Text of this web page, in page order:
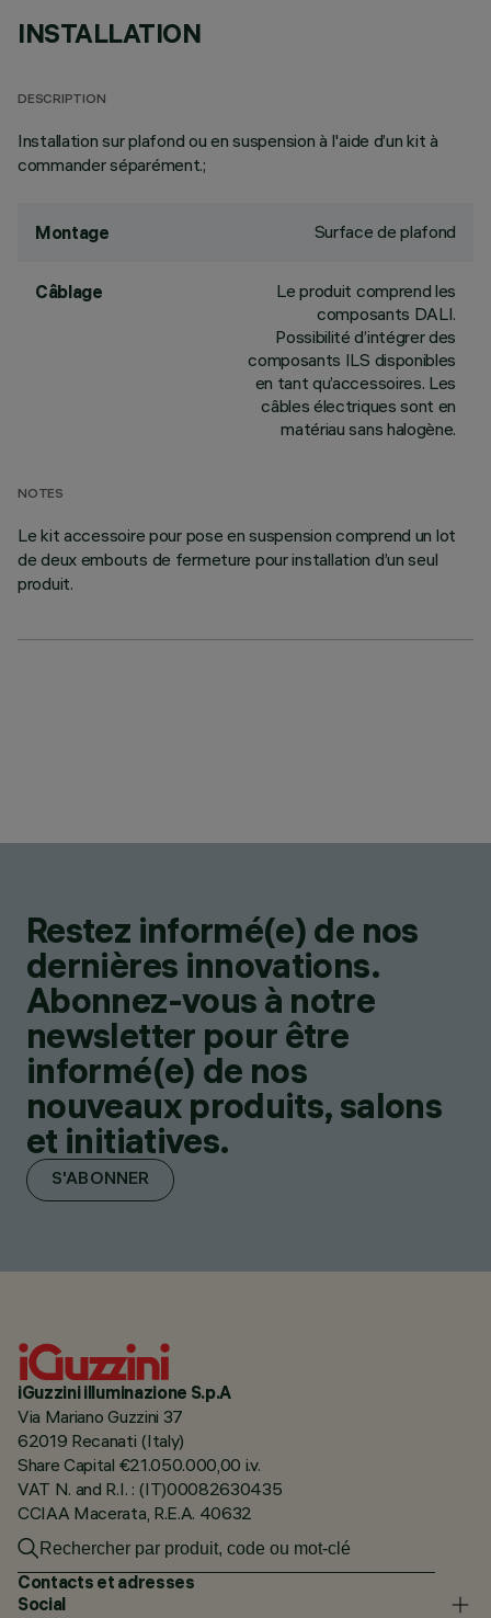
INSTALLATION
DESCRIPTION
Installation sur plafond ou en suspension à l'aide d’un kit à
commander séparément.;
Montage Surface de plafond
Câblage
Le produit comprend les
composants DALI.
Possibilité d’intégrer des
composants ILS disponibles
en tant qu’accessoires. Les
câbles électriques sont en
matériau sans halogène.
NOTES
Le kit accessoire pour pose en suspension comprend un lot
de deux embouts de fermeture pour installation d’un seul
produit.
Restez informé(e) de nos
dernières innovations.
Abonnez-vous à notre
newsletter pour être
informé(e) de nos
nouveaux produits, salons
et initiatives.
S'ABONNER
iGuzzini illuminazione S.p.A
Via Mariano Guzzini 37
62019 Recanati (Italy)
Share Capital €21.050.000,00 i.v.
VAT N. and R.I. : (IT)00082630435
CCIAA Macerata, R.E.A. 40632
Contacts et adresses
Social